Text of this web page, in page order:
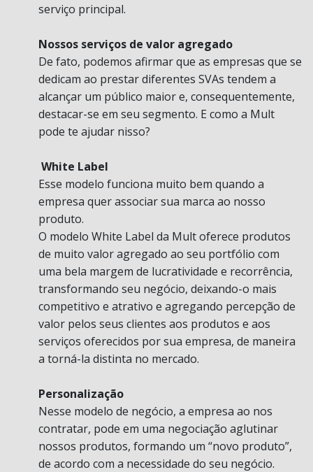
serviço principal.
Nossos serviços de valor agregado
De fato, podemos afirmar que as empresas que se
dedicam ao prestar diferentes SVAs tendem a
alcançar um público maior e, consequentemente,
destacar-se em seu segmento. E como a Mult
pode te ajudar nisso?
White Label
Esse modelo funciona muito bem quando a
empresa quer associar sua marca ao nosso
produto.
O modelo White Label da Mult oferece produtos
de muito valor agregado ao seu portfólio com
uma bela margem de lucratividade e recorrência,
transformando seu negócio, deixando-o mais
competitivo e atrativo e agregando percepção de
valor pelos seus clientes aos produtos e aos
serviços oferecidos por sua empresa, de maneira
a torná-la distinta no mercado.
Personalização
Nesse modelo de negócio, a empresa ao nos
contratar, pode em uma negociação aglutinar
nossos produtos, formando um “novo produto”,
de acordo com a necessidade do seu negócio.